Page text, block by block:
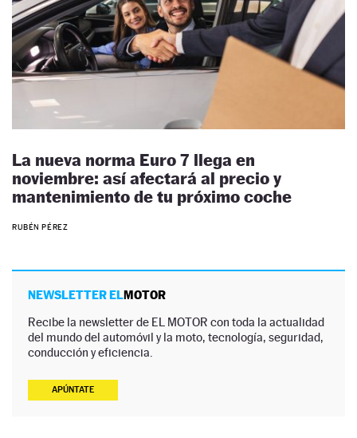
La nueva norma Euro 7 llega en
noviembre: así afectará al precio y
mantenimiento de tu próximo coche
RUBÉN PÉREZ
NEWSLETTER ELMOTOR
Recibe la newsletter de EL MOTOR con toda la actualidad
del mundo del automóvil y la moto, tecnología, seguridad,
conducción y eficiencia.
APÚNTATE